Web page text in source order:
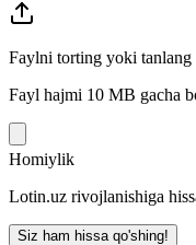
Faylni torting yoki tanlang
Fayl hajmi 10 MB gacha
Homiylik
Lotin.uz rivojlanishiga
Siz ham hissa qo'shing!